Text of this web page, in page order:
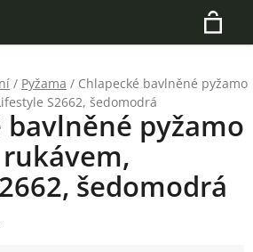
Hledat
/ Pyžama / Chlapecké bavlněné pyžamo
S2662, šedomodrá
bavlněné pyžamo
šedomodrá